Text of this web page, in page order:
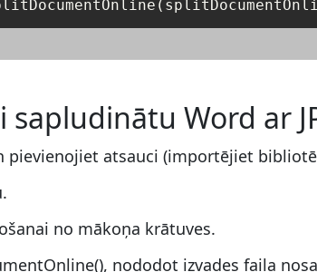
Word ar
pievienojiet atsauci (importējiet
no mākoņa krātuves.
nododot izvades faila